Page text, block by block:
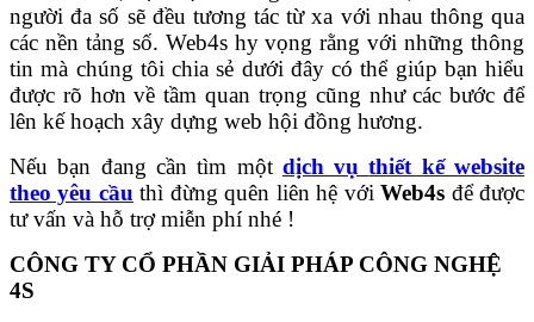
người đa số sẽ đều tương tác từ xa với nhau thông qua
các nền tảng số. Web4s hy vọng rằng với những thông
tin mà chúng tôi chia sẻ dưới đây có thể giúp bạn hiểu
được rõ hơn về tầm quan trọng cũng như các bước để
lên kế hoạch xây dựng web hội đồng hương.
Nếu bạn đang cần tìm một dịch vụthiết kế website
theo yêu cầu thì đừng quên liên hệ vớiWeb4s để được
tư vấn và hỗ trợ miễn phí nhé !
CÔNG TY CỔ PHẦN GIẢI PHÁP CÔNG NGHỆ
4S